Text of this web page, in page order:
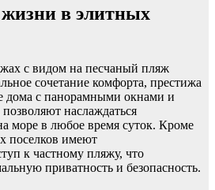
в элитных
с видом на песчаный пляж
сочетание комфорта, престижа
дома с панорамными окнами и
наслаждаться
море в любое время суток. Кроме
поселков имеют
к частному пляжу, что
приватность и безопасность.